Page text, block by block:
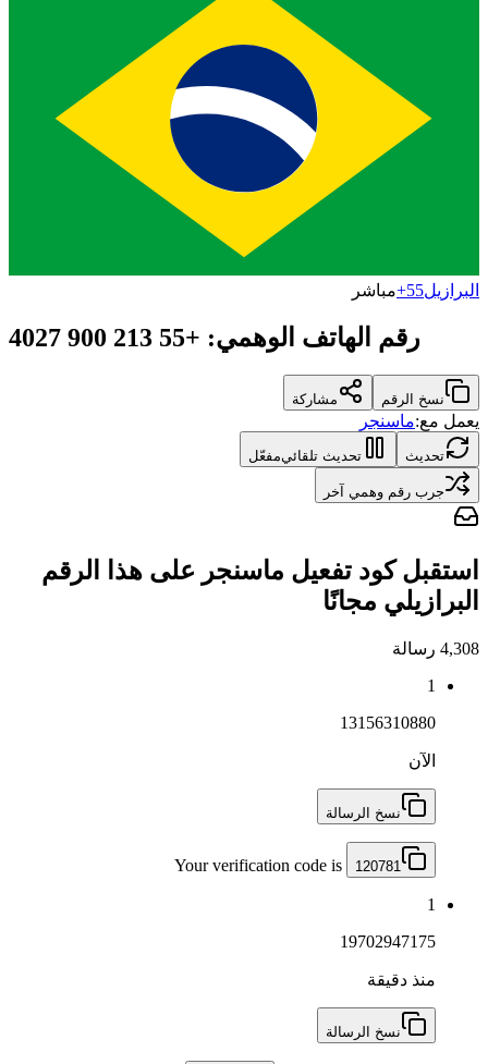
البرازيل+55مباشر
رقم الهاتف الوهمي:
+55 213 900 4027
نسخ الرقم مشاركة
يعمل مع:ماسنجر
تحديث تحديث تلقائيمفعّل
جرب رقم وهمي آخر
استقبل كود تفعيل ماسنجر على هذا الرقم
البرازيلي مجانًا
4,308 رسالة
1
13156310880
الآن
نسخ الرسالة
Your verification code is 120781
1
19702947175
منذ دقيقة
نسخ الرسالة